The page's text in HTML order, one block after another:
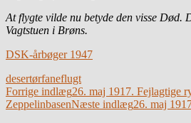
At flygte vilde nu betyde den visse Død.
Vagtstuen i Brøns.
DSK-årbøger 1947
desertørfaneflugt
Indlægsnavigation
Forrige indlæg26. maj 1917. Fejlagtige
ZeppelinbasenNæste indlæg26. maj